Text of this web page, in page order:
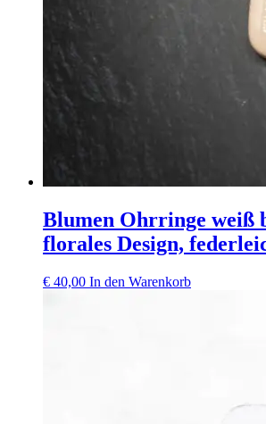
Blumen Ohrringe weiß
florales Design,
€ 40,00 In den Warenkorb